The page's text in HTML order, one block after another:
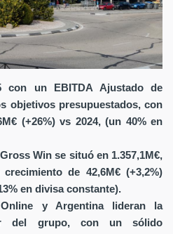
con un EBITDA Ajustado de
objetivos presupuestados, con
(+26%) vs 2024, (un 40% en
Win se situó en 1.357,1M€,
de 42,6M€ (+3,2%)
en divisa constante).
y Argentina lideran la
del grupo, con un sólido